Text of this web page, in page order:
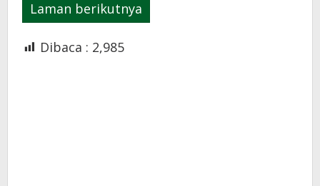
Laman berikutnya
Dibaca : 2,985